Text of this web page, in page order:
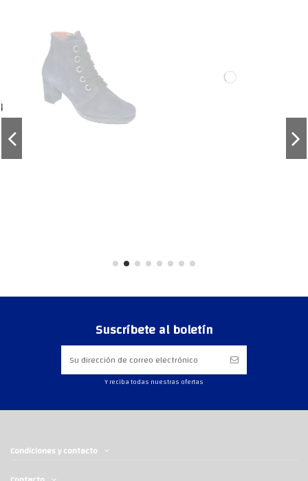
Suscríbete al boletín
Y reciba todas nuestras ofertas
Condiciones y contacto